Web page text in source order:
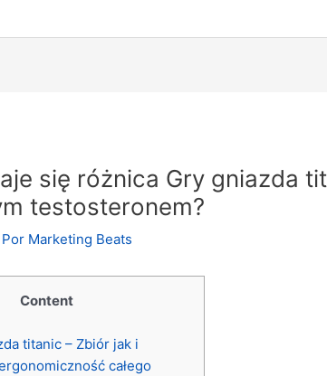
się różnica Gry gniazda
testosteronem?
Marketing Beats
Content
titanic – Zbiór jak i
całego